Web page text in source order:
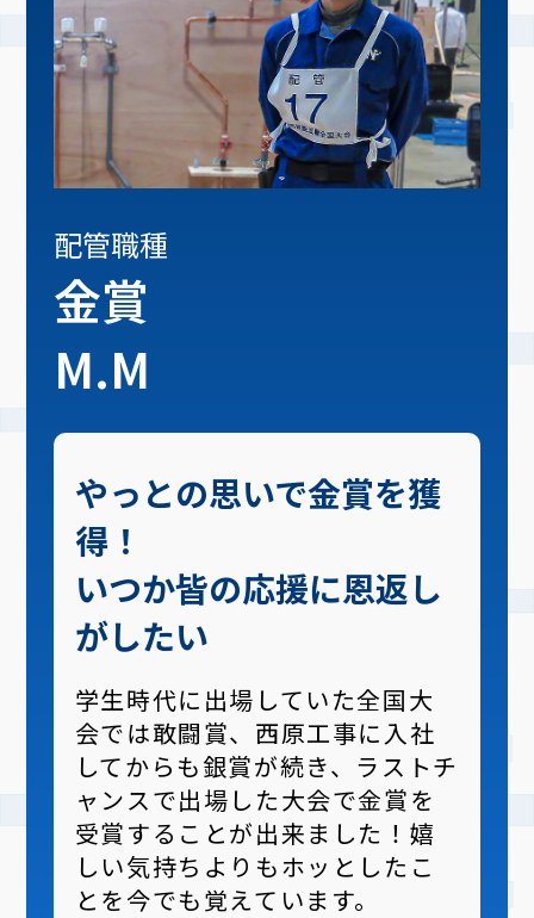
配管職種
金賞
M.M
やっとの思いで金賞を獲
得！
いつか皆の応援に恩返し
がしたい
学生時代に出場していた全国大
会では敢闘賞、西原工事に入社
してからも銀賞が続き、ラストチ
ャンスで出場した大会で金賞を
受賞することが出来ました！嬉
しい気持ちよりもホッとしたこ
とを今でも覚えています。